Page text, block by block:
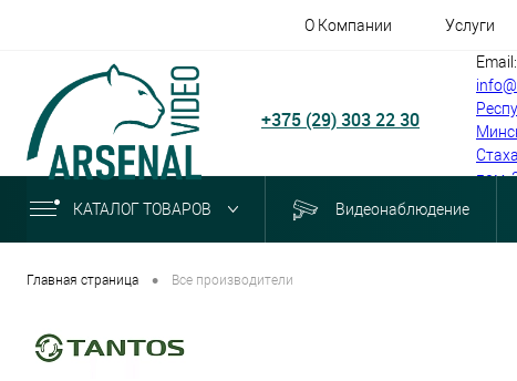
О Компании Услуги
+375 (29) 303 22 30
Email:
пом.
КАТАЛОГ ТОВАРОВ Видеонаблюдение
Главная страница • Все производители